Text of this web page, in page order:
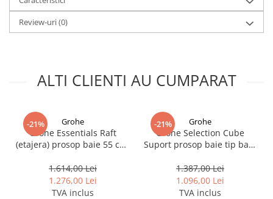
Review-uri(0)
ALTI CLIENTI AU CUMPARAT
-21% Grohe
Grohe Essentials Raft
(etajera) prosop baie 55 cm,
graphite)
1.614,00 Lei
1.276,00 Lei
TVA inclus
-21% Grohe
Grohe Selection Cube
Suport prosop baie tip bara
1.387,00 Lei
1.096,00 Lei
TVA inclus